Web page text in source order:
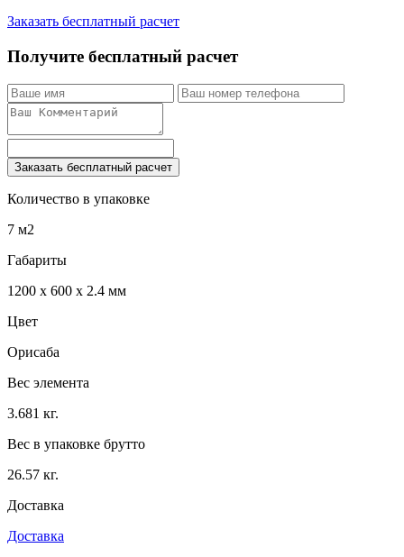
Заказать бесплатный расчет
Получите бесплатный расчет
Заказать бесплатный расчет
Количество в упаковке
7 м2
Габариты
1200 x 600 x 2.4 мм
Цвет
Орисаба
Вес элемента
3.681 кг.
Вес в упаковке брутто
26.57 кг.
Доставка
Доставка